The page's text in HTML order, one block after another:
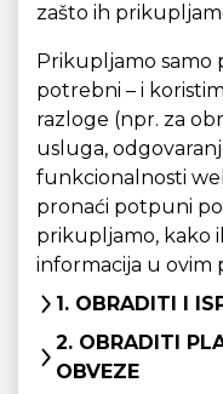
zašto ih
Prikupljamo samo
potrebni – i
razloge (npr. za
usluga,
funkcionalnosti
pronaći potpuni
prikupljamo, kako
informacija u ovim
1. OBRADITI I
2. OBRADITI
OBVEZE